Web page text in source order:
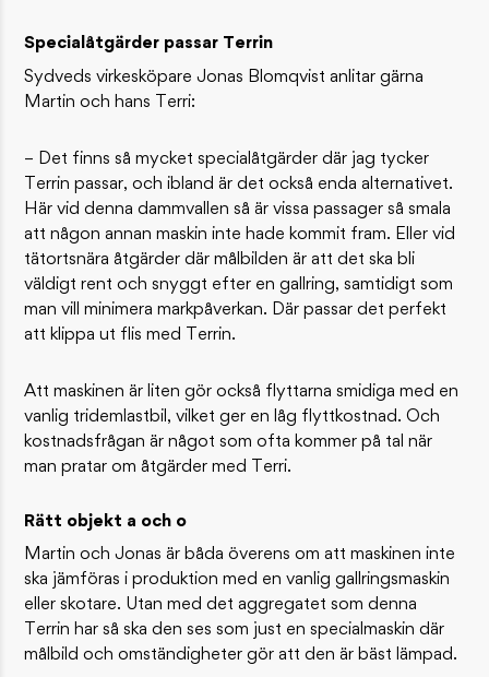
Specialåtgärder passar Terrin
Sydveds virkesköpare Jonas Blomqvist anlitar gärna
Martin och hans Terri:
– Det finns så mycket specialåtgärder där jag tycker
Terrin passar, och ibland är det också enda alternativet.
Här vid denna dammvallen så är vissa passager så smala
att någon annan maskin inte hade kommit fram. Eller vid
tätortsnära åtgärder där målbilden är att det ska bli
väldigt rent och snyggt efter en gallring, samtidigt som
man vill minimera markpåverkan. Där passar det perfekt
att klippa ut flis med Terrin.
Att maskinen är liten gör också flyttarna smidiga med en
vanlig tridemlastbil, vilket ger en låg flyttkostnad. Och
kostnadsfrågan är något som ofta kommer på tal när
man pratar om åtgärder med Terri.
Rätt objekt a och o
Martin och Jonas är båda överens om att maskinen inte
ska jämföras i produktion med en vanlig gallringsmaskin
eller skotare. Utan med det aggregatet som denna
Terrin har så ska den ses som just en specialmaskin där
målbild och omständigheter gör att den är bäst lämpad.